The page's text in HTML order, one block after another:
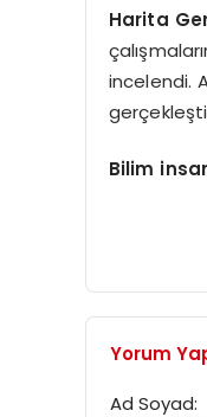
Harita
incelendi.
Bilim
Yorum
Ad Soyad: